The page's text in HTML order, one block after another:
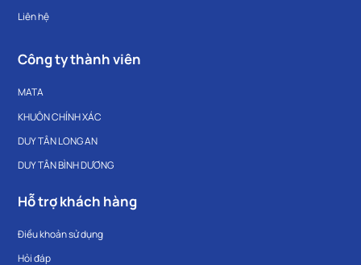
Liên hệ
Công ty thành viên
MATA
KHUÔN CHÍNH XÁC
DUY TÂN LONG AN
DUY TÂN BÌNH DƯƠNG
Hỗ trợ khách hàng
Điều khoản sử dụng
Hỏi đáp